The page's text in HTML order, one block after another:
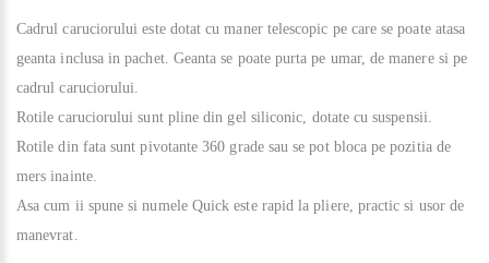
Cadrul caruciorului este dotat cu maner telescopic pe care se poate atasa
geanta inclusa in pachet. Geanta se poate purta pe umar, de manere si pe
cadrul caruciorului.
Rotile caruciorului sunt pline din gel siliconic, dotate cu suspensii.
Rotile din fata sunt pivotante 360 grade sau se pot bloca pe pozitia de
mers inainte.
Asa cum ii spune si numele Quick este rapid la pliere, practic si usor de
manevrat.